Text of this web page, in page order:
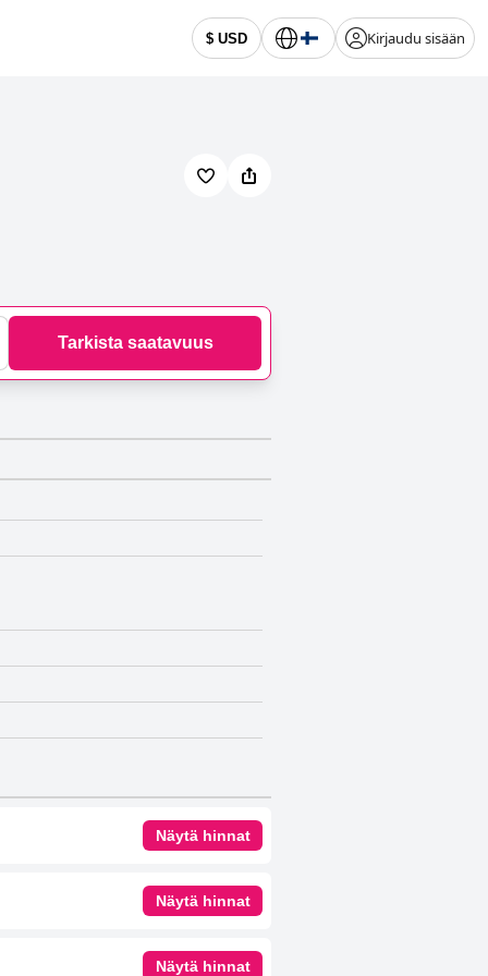
$ USD Kirjaudu sisään
Tarkista saatavuus
Näytä hinnat
Näytä hinnat
Näytä hinnat